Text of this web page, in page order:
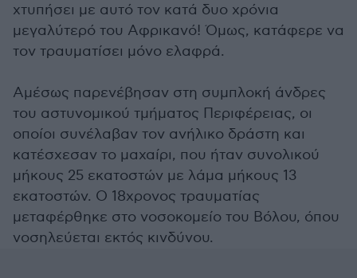
χτυπήσει με αυτό τον κατά δυο χρόνια
μεγαλύτερό του Αφρικανό! Όμως, κατάφερε να
τον τραυματίσει μόνο ελαφρά.
Αμέσως παρενέβησαν στη συμπλοκή άνδρες
του αστυνομικού τμήματος Περιφέρειας, οι
οποίοι συνέλαβαν τον ανήλικο δράστη και
κατέσχεσαν το μαχαίρι, που ήταν συνολικού
μήκους 25 εκατοστών με λάμα μήκους 13
εκατοστών. Ο 18χρονος τραυματίας
μεταφέρθηκε στο νοσοκομείο του Βόλου, όπου
νοσηλεύεται εκτός κινδύνου.